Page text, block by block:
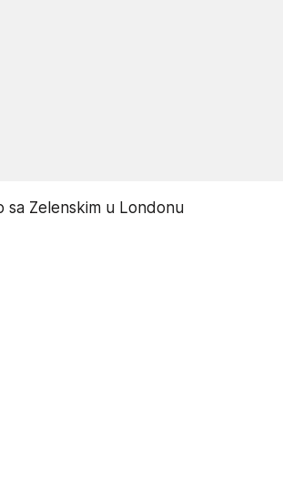
sa Zelenskim u Londonu